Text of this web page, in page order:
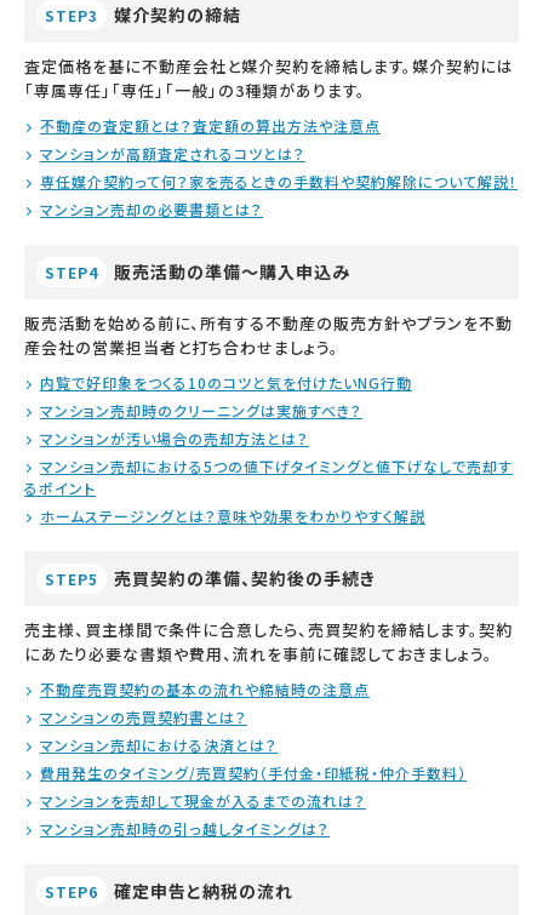
STEP3 媒介契約の締結
査定価格を基に不動産会社と媒介契約を締結します。媒介契約には
「専属専任」「専任」「一般」の3種類があります。
不動産の査定額とは？査定額の算出方法や注意点
マンションが高額査定されるコツとは？
専任媒介契約って何？家を売るときの手数料や契約解除について解説！
マンション売却の必要書類とは？
STEP4 販売活動の準備～購入申込み
販売活動を始める前に、所有する不動産の販売方針やプランを不動
産会社の営業担当者と打ち合わせましょう。
内覧で好印象をつくる10のコツと気を付けたいNG行動
マンション売却時のクリーニングは実施すべき？
マンションが汚い場合の売却方法とは？
マンション売却における5つの値下げタイミングと値下げなしで売却す
るポイント
ホームステージングとは？意味や効果をわかりやすく解説
STEP5 売買契約の準備、契約後の手続き
売主様、買主様間で条件に合意したら、売買契約を締結します。契約
にあたり必要な書類や費用、流れを事前に確認しておきましょう。
不動産売買契約の基本の流れや締結時の注意点
マンションの売買契約書とは？
マンション売却における決済とは？
費用発生のタイミング/売買契約（手付金・印紙税・仲介手数料）
マンションを売却して現金が入るまでの流れは？
マンション売却時の引っ越しタイミングは？
STEP6 確定申告と納税の流れ